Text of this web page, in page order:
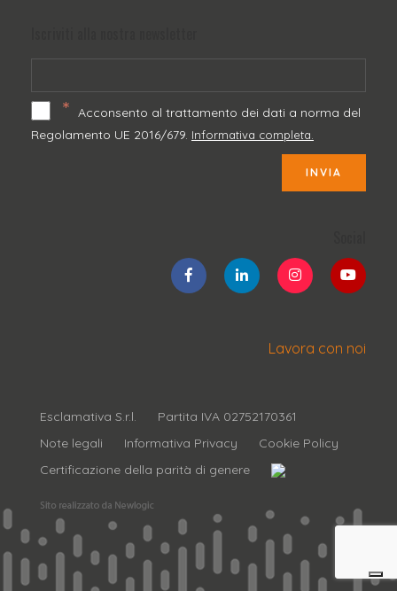
* Acconsento al trattamento dei dati a norma del
Regolamento UE 2016/679. Informativa completa.
INVIA
Lavora con noi
Esclamativa S.r.l.
Partita IVA 02752170361
Note legali
Informativa Privacy
Cookie Policy
Certificazione della parità di genere